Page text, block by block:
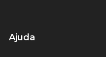
Ajuda